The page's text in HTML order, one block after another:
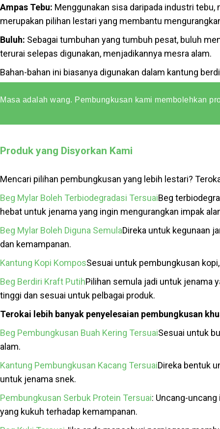
Ampas Tebu: Menggunakan sisa daripada industri
merupakan pilihan lestari yang membantu
Buluh: Sebagai tumbuhan yang tumbuh pesat, buluh
terurai selepas digunakan, menjadikannya mesra alam.
Bahan-bahan ini biasanya digunakan dalam kantung
Masa adalah wang. Pembungkusan kami membolehkan
Produk yang Disyorkan Kami
Mencari pilihan pembungkusan yang lebih lestari?
Beg Mylar Boleh Terbiodegradasi TersuaiBeg
hebat untuk jenama yang ingin mengurangkan impak
Beg Mylar Boleh Diguna SemulaDireka untuk kegunaan
dan kemampanan.
Kantung Kopi KomposSesuai untuk pembungkusan
Beg Berdiri Kraft PutihPilihan semula jadi untuk jenama
tinggi dan sesuai untuk pelbagai produk.
Terokai lebih banyak penyelesaian pembungkusan
Beg Pembungkusan Buah Kering TersuaiSesuai untuk
alam.
Kantung Pembungkusan Kacang TersuaiDireka bentuk
untuk jenama snek.
Pembungkusan Serbuk Protein Tersuai: Uncang-
yang kukuh terhadap kemampanan.